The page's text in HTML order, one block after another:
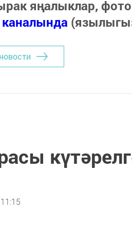
яңалыклар,
каналында